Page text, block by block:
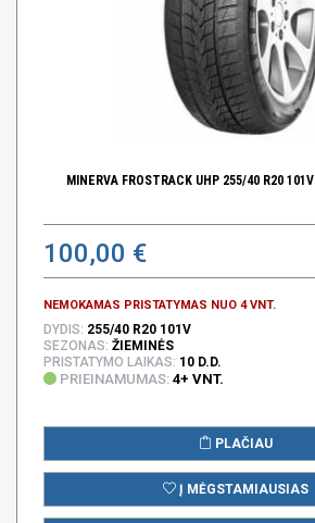
MINERVA FROSTRACK UHP 255/40 R20 101V
100,00 €
NEMOKAMAS PRISTATYMAS NUO 4 VNT.
DYDIS: 255/40 R20 101V
SEZONAS: ŽIEMINĖS
PRISTATYMO LAIKAS: 10 D.D.
PRIEINAMUMAS: 4+ VNT.
PLAČIAU
Į MĖGSTAMIAUSIAS